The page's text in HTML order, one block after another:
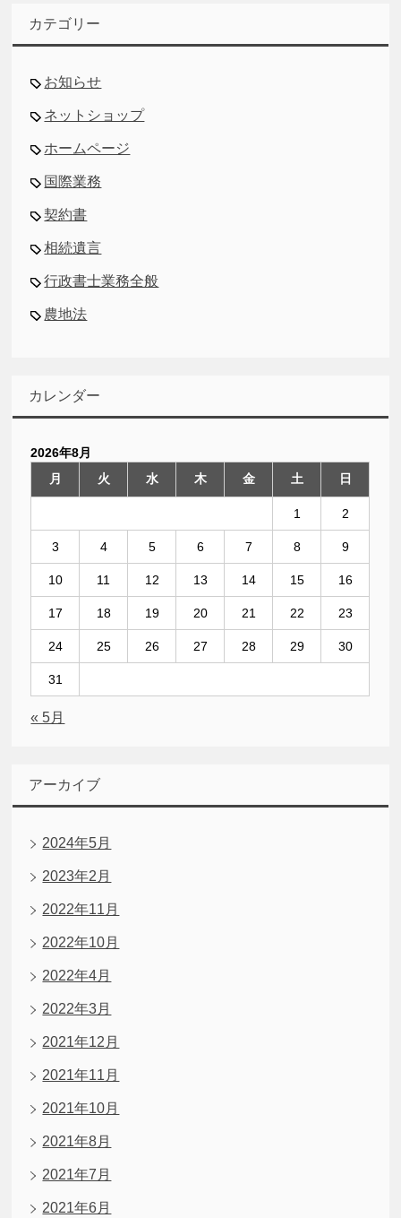
カテゴリー
お知らせ
ネットショップ
ホームページ
国際業務
契約書
相続遺言
行政書士業務全般
農地法
カレンダー
2026年8月
月
火 水 木 金 土 日
1 2
3 4 5 6 7 8 9
10 11 12 13 14 15 16
17 18 19 20 21 22 23
24 25 26 27 28 29 30
31
« 5月
アーカイブ
2024年5月
2023年2月
2022年11月
2022年10月
2022年4月
2022年3月
2021年12月
2021年11月
2021年10月
2021年8月
2021年7月
2021年6月